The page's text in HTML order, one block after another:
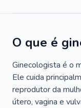
O que é
Ginecologista é o
Ele cuida
reprodutor da
útero, vagina e